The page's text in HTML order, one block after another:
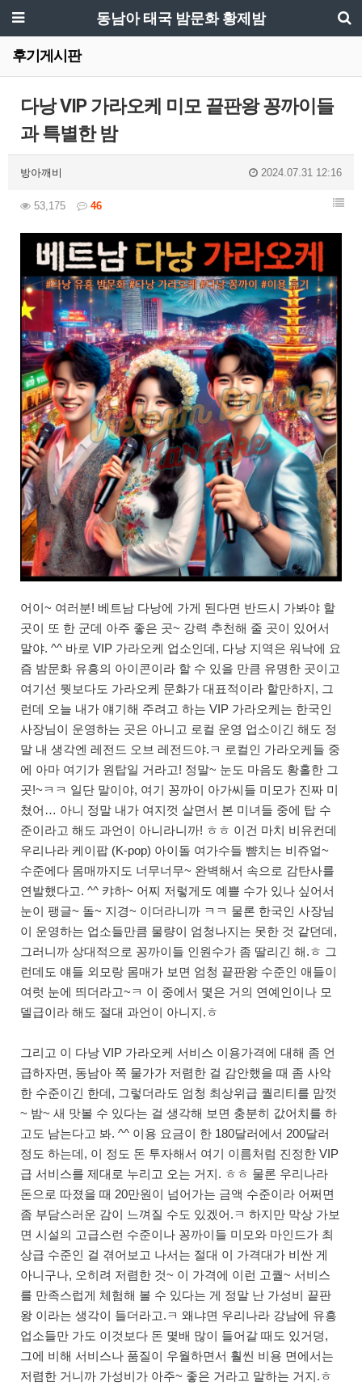
동남아 태국 밤문화 황제밤
후기게시판
다낭 VIP 가라오케 미모 끝판왕 꽁까이들
과 특별한 밤
방아깨비 2024.07.31 12:16
53,175 46
어이~ 여러분! 베트남 다낭에 가게 된다면 반드시 가봐야 할
곳이 또 한 군데 아주 좋은 곳~ 강력 추천해 줄 곳이 있어서
말야. ^^ 바로 VIP 가라오케 업소인데, 다낭 지역은 워낙에 요
즘 밤문화 유흥의 아이콘이라 할 수 있을 만큼 유명한 곳이고
여기선 뭣보다도 가라오케 문화가 대표적이라 할만하지, 그
런데 오늘 내가 얘기해 주려고 하는 VIP 가라오케는 한국인
사장님이 운영하는 곳은 아니고 로컬 운영 업소이긴 해도 정
말 내 생각엔 레전드 오브 레전드야.ㅋ 로컬인 가라오케들 중
에 아마 여기가 원탑일 거라고! 정말~ 눈도 마음도 황홀한 그
곳!~ㅋㅋ 일단 말이야, 여기 꽁까이 아가씨들 미모가 진짜 미
쳤어… 아니 정말 내가 여지껏 살면서 본 미녀들 중에 탑 수
준이라고 해도 과언이 아니라니까! ㅎㅎ 이건 마치 비유컨데
우리나라 케이팝 (K-pop) 아이돌 여가수들 뺨치는 비쥬얼~
수준에다 몸매까지도 너무너무~ 완벽해서 속으로 감탄사를
연발했다고. ^^ 캬하~ 어찌 저렇게도 예쁠 수가 있나 싶어서
눈이 팽글~ 돌~ 지경~ 이더라니까 ㅋㅋ 물론 한국인 사장님
이 운영하는 업소들만큼 물량이 엄청나지는 못한 것 같던데,
그러니까 상대적으로 꽁까이들 인원수가 좀 딸리긴 해.ㅎ 그
런데도 얘들 외모랑 몸매가 보면 엄청 끝판왕 수준인 애들이
여럿 눈에 띄더라고~ㅋ 이 중에서 몇은 거의 연예인이나 모
델급이라 해도 절대 과언이 아니지.ㅎ
그리고 이 다낭 VIP 가라오케 서비스 이용가격에 대해 좀 언
급하자면, 동남아 쪽 물가가 저렴한 걸 감안했을 때 좀 사악
한 수준이긴 한데, 그렇더라도 엄청 최상위급 퀄리티를 맘껏
~ 밤~ 새 맛볼 수 있다는 걸 생각해 보면 충분히 값어치를 하
고도 남는다고 봐. ^^ 이용 요금이 한 180달러에서 200달러
정도 하는데, 이 정도 돈 투자해서 여기 이름처럼 진정한 VIP
급 서비스를 제대로 누리고 오는 거지. ㅎㅎ 물론 우리나라
돈으로 따졌을 때 20만원이 넘어가는 금액 수준이라 어쩌면
좀 부담스러운 감이 느껴질 수도 있겠어.ㅋ 하지만 막상 가보
면 시설의 고급스런 수준이나 꽁까이들 미모와 마인드가 최
상급 수준인 걸 겪어보고 나서는 절대 이 가격대가 비싼 게
아니구나, 오히려 저렴한 것~ 이 가격에 이런 고퀄~ 서비스
를 만족스럽게 체험해 볼 수 있다는 게 정말 난 가성비 끝판
왕 이라는 생각이 들더라고.ㅋ 왜냐면 우리나라 강남에 유흥
업소들만 가도 이것보다 돈 몇배 많이 들어갈 때도 있거덩,
그에 비해 서비스나 품질이 우월하면서 훨씬 비용 면에서는
저렴한 거니까 가성비가 아주~ 좋은 거라고 말하는 거지.ㅎ